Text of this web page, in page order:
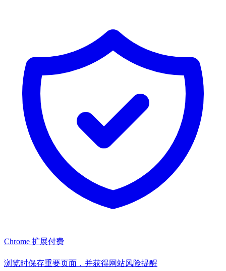
Chrome 扩展付费
浏览时保存重要页面，并获得网站风险提醒